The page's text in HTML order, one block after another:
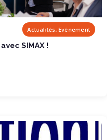
Actualités, Evénement
SIMAX !